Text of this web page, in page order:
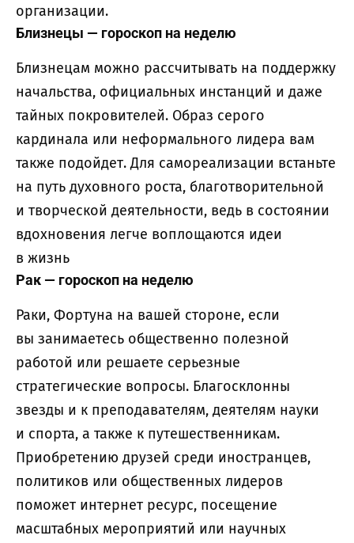
организации.
Близнецы — гороскоп на неделю
Близнецам можно рассчитывать на поддержку
начальства, официальных инстанций и даже
тайных покровителей. Образ серого
кардинала или неформального лидера вам
также подойдет. Для самореализации встаньте
на путь духовного роста, благотворительной
и творческой деятельности, ведь в состоянии
вдохновения легче воплощаются идеи
в жизнь
Рак — гороскоп на неделю
Раки, Фортуна на вашей стороне, если
вы занимаетесь общественно полезной
работой или решаете серьезные
стратегические вопросы. Благосклонны
звезды и к преподавателям, деятелям науки
и спорта, а также к путешественникам.
Приобретению друзей среди иностранцев,
политиков или общественных лидеров
поможет интернет ресурс, посещение
масштабных мероприятий или научных